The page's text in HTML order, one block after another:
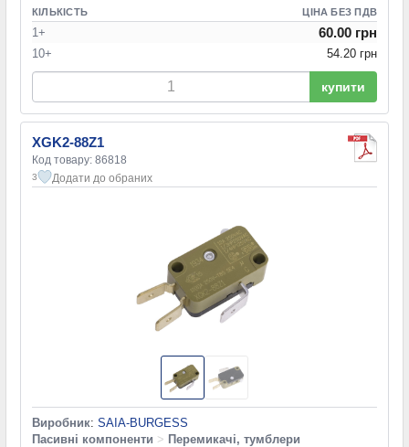
КІЛЬКІСТЬ ЦІНА БЕЗ ПДВ
1+ 60.00 грн
10+ 54.20 грн
купити
XGK2-88Z1
Код товару: 86818
3 Додати до обраних
Виробник: SAIA-BURGESS
Пасивні компоненти > Перемикачі, тумблери